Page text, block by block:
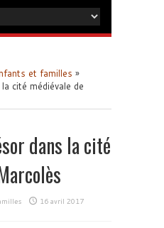
et familles »
cité médiévale de
dans la cité
16 avril 2017